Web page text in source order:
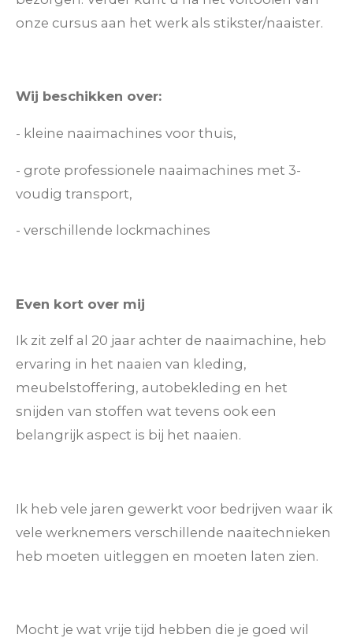
onze cursus aan het werk als stikster/naaister.
Wij beschikken over:
- kleine naaimachines voor thuis,
- grote professionele naaimachines met 3-
voudig transport,
- verschillende lockmachines
Even kort over mij
Ik zit zelf al 20 jaar achter de naaimachine, heb
ervaring in het naaien van kleding,
meubelstoffering, autobekleding en het
snijden van stoffen wat tevens ook een
belangrijk aspect is bij het naaien.
Ik heb vele jaren gewerkt voor bedrijven waar ik
vele werknemers verschillende naaitechnieken
heb moeten uitleggen en moeten laten zien.
Mocht je wat vrije tijd hebben die je goed wil